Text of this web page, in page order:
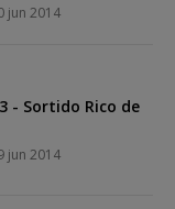
jun 2014
- Sortido Rico de
jun 2014